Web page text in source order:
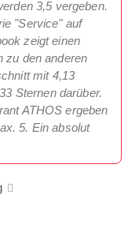
3,5 vergeben.
"Service" auf
zeigt einen
zu den anderen
mit 4,13
Sternen darüber.
ATHOS ergeben
5. Ein absolut